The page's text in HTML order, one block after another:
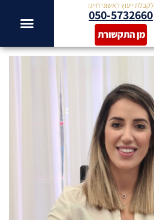
לקבלת ייעוץ ראשוני חייגו
050-5732660
מן התקשורת